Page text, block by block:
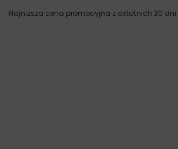
Najniższa cena promocyjna z ostatnich 30 dni: